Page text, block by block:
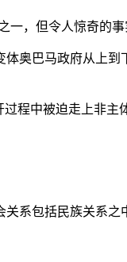
，但令人惊奇的
奥巴马政府从上
程中被迫走上非
系包括民族关系